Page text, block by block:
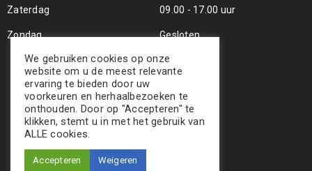
Zaterdag 09.00 - 17.00 uur
Zondag Gesloten
We gebruiken cookies op onze
website om u de meest relevante
ervaring te bieden door uw
voorkeuren en herhaalbezoeken te
onthouden. Door op "Accepteren" te
klikken, stemt u in met het gebruik van
ALLE cookies.
Accepteren Weigeren